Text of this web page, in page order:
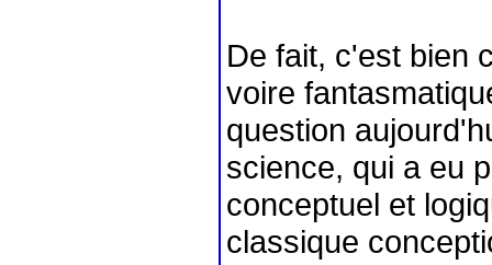
De fait, c'est bien
voire
question
science, qui a eu
conceptuel et
classique